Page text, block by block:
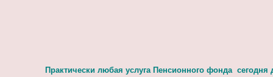
Практически любая услуга Пенсионного фонда сегодня